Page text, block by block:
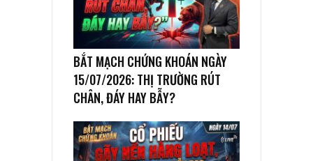
BẮT MẠCH CHỨNG KHOÁN NGÀY
15/07/2026: THỊ TRƯỜNG RÚT
CHÂN, ĐÁY HAY BẪY?